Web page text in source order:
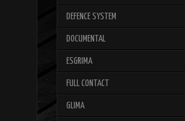
DEFENCE SYSTEM
DOCUMENTAL
ESGRIMA
FULL CONTACT
GLIMA